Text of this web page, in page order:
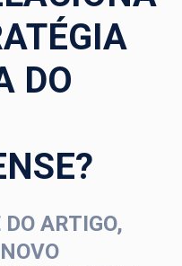
DO
ARTIGO,